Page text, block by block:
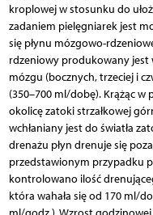
kroplowej w stosunku do
zadaniem pielęgniarek jest
się płynu mózgowo-
rdzeniowy produkowany
mózgu (bocznych, trzeciej i
(350–700 ml/dobę). Krążąc w
okolicę zatoki strzałkowej
wchłaniany jest do światła
drenażu płyn drenuje się
przedstawionym przypadku
kontrolowano ilość
która wahała się od 170 ml/